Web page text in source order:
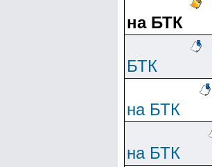
на БТК
БТК
на БТК
на БТК